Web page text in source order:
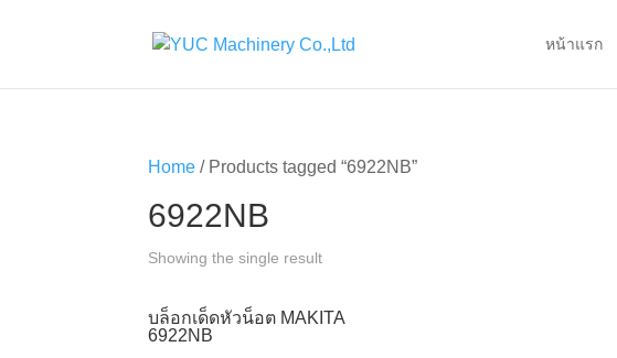
หน้าแรก
Home / Products tagged “6922NB”
6922NB
Showing the single result
บล็อกเด็ดหัวน็อต MAKITA
6922NB